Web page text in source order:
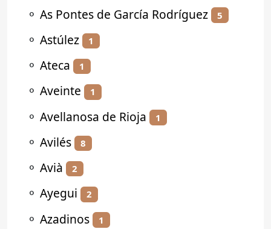
⚬ As Pontes de García Rodríguez 5
⚬ Astúlez 1
⚬ Ateca 1
⚬ Aveinte 1
⚬ Avellanosa de Rioja 1
⚬ Avilés 8
⚬ Avià 2
⚬ Ayegui 2
⚬ Azadinos 1